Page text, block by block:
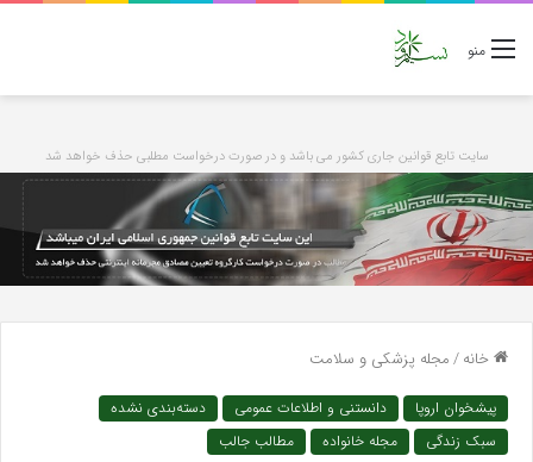
منو
سایت تابع قوانین جاری کشور می باشد و در صورت درخواست مطلبی حذف خواهد شد
خانه/مجله پزشکی و سلامت
پیشخوان اروپا دانستنی و اطلاعات عمومی
دسته‌بندی نشده
سبک زندگی
مجله خانواده مطالب جالب